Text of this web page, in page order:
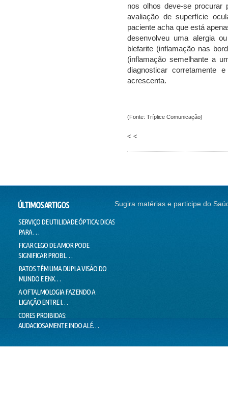
nos olhos deve-se procurar
avaliação de superfície
paciente acha que está
desenvolveu uma alergia
blefarite (inflamação nas
(inflamação semelhante a
diagnosticar corretamente
acrescenta.
(Fonte: Tríplice Comunicação)
< <
ÚLTIMOS ARTIGOS
SERVIÇO DE UTILIDADE ÓPTICA: DICAS
PARA …
FICAR CEGO DE AMOR PODE
SIGNIFICAR PROBL…
RATOS TÊM UMA DUPLA VISÃO DO
MUNDO E ENX…
A OFTALMOLOGIA FAZENDO A
LIGAÇÃO ENTRE I…
CORES PROIBIDAS:
AUDACIOSAMENTE INDO ALÉ…
Sugira matérias e participe do